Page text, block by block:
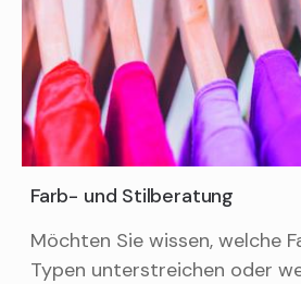
Farb- und Stilberatung
Möchten Sie wissen, welche
Typen unterstreichen oder